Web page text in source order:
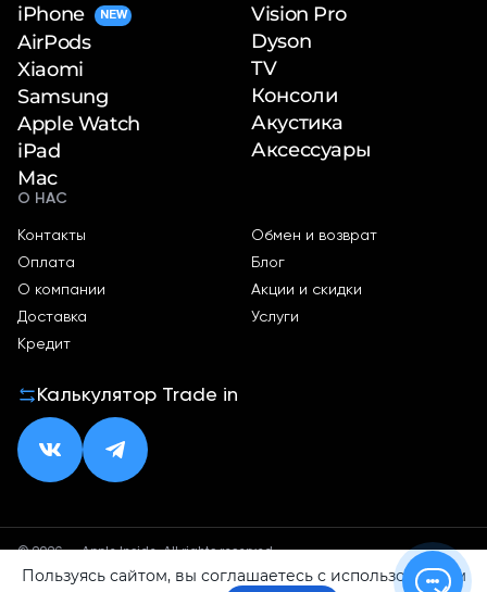
iPhone NEW
AirPods
Xiaomi
Samsung
Apple Watch
iPad
Mac
Vision Pro
Dyson
TV
Консоли
Акустика
Аксессуары
О НАС
Контакты
Оплата
О компании
Доставка
Кредит
Обмен и возврат
Блог
Акции и скидки
Услуги
Калькулятор Trade in
© 2026 — Apple Inside. All rights reserved.
Политика конфиденциальностиОферта
Пользуясь сайтом, вы соглашаетесь с использованием